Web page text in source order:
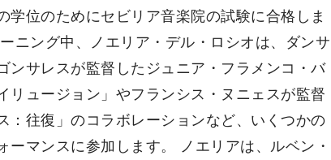
学位のためにセビリア音楽院の試験に合格しま
ニング中、ノエリア・デル・ロシオは、ダンサ
ンサレスが監督したジュニア・フラメンコ・バ
リュージョン」やフランシス・ヌニェスが監督
：往復」のコラボレーションなど、いくつかの
ーマンスに参加します。 ノエリアは、ルベン・